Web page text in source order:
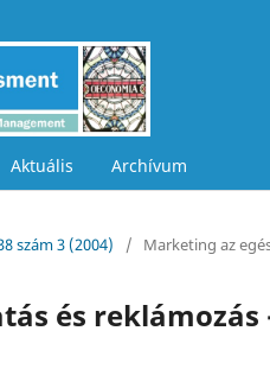
Aktuális Archívum
szám 3 (2004) / Marketing az
és